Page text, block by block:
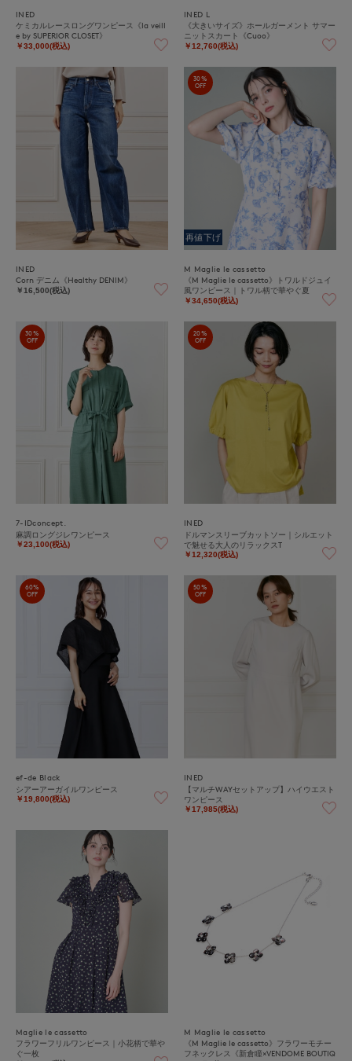
INED
ケミカルレースロングワンピース《la veill
e by SUPERIOR CLOSET》
￥33,000(税込)
INED L
《大きいサイズ》ホールガーメント サマー
ニットスカート《Cuoo》
￥12,760(税込)
INED
Corn デニム《Healthy DENIM》
￥16,500(税込)
30%
OFF
再値下げ
M Maglie le cassetto
《M Maglie le cassetto》トワルドジュイ
風ワンピース｜トワル柄で華やぐ夏
￥34,650(税込)
30%
OFF
7-IDconcept.
麻調ロングジレワンピース
￥23,100(税込)
20%
OFF
INED
ドルマンスリーブカットソー｜シルエット
で魅せる大人のリラックスT
￥12,320(税込)
60%
OFF
ef-de Black
シアーアーガイルワンピース
￥19,800(税込)
50%
OFF
INED
【マルチWAYセットアップ】ハイウエスト
ワンピース
￥17,985(税込)
Maglie le cassetto
フラワーフリルワンピース｜小花柄で華や
ぐ一枚
M Maglie le cassetto
《M Maglie le cassetto》フラワーモチー
フネックレス《新倉瞳×VENDOME BOUTIQ